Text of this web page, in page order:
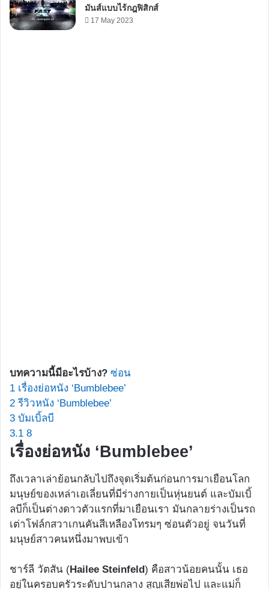
มันส์แบบไร้กฎฟิสิกส์
17 May 2023
บทความนี้มีอะไรบ้าง? ซ่อน
1 เรื่องย่อหนัง ‘Bumblebee’
2 รีวิวหนัง ‘Bumblebee’
3 บัมเบิ้ลบี
3.1 8
เรื่องย่อหนัง ‘Bumblebee’
ถึงเวลาเล่าย้อนกลับไปถึงจุดเริ่มต้นก่อนการมาเยือนโลก
มนุษย์ของเหล่าเอเลี่ยนที่มีร่างกายเป็นหุ่นยนต์ และบัมเบิ้
ลบีก็เป็นต่างดาวตัวแรกที่มาเยือนเรา มันกลายร่างเป็นรถ
เต่าโฟล์กสวาเกนคันสีเหลืองโทรมๆ ซ่อนตัวอยู่ จนวันที่
มนุษย์สาวคนหนึ่งมาพบเข้า
ชาร์ลี วัตสัน (Hailee Steinfeld) คือสาวน้อยคนนั้น เธอ
อยู่ในครอบครัวระดับปานกลาง สูญเสียพ่อไป และแม่ก็